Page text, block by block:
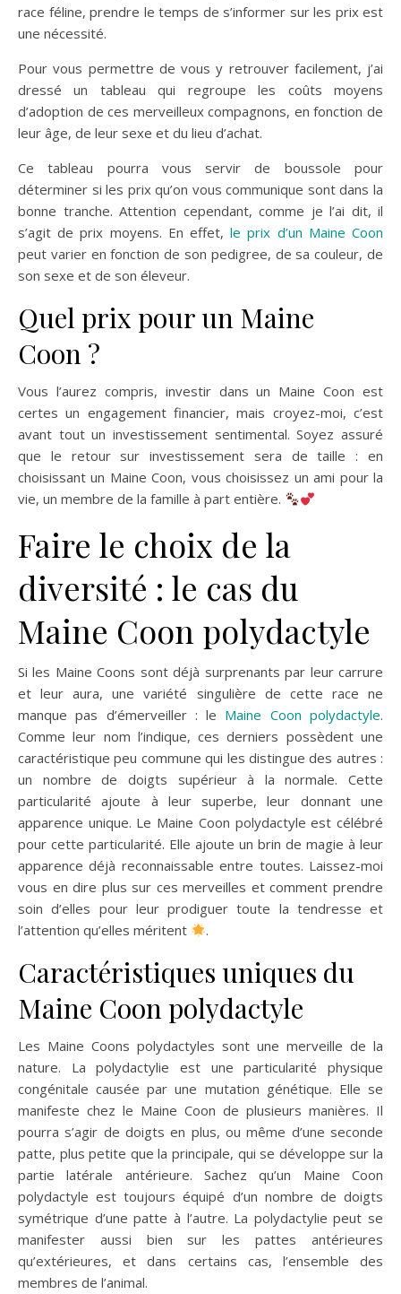
race féline, prendre le temps de s’informer sur les prix est
une nécessité.
Pour vous permettre de vous y retrouver facilement, j’ai
dressé un tableau qui regroupe les coûts moyens
d’adoption de ces merveilleux compagnons, en fonction de
leur âge, de leur sexe et du lieu d’achat.
Ce tableau pourra vous servir de boussole pour
déterminer si les prix qu’on vous communique sont dans la
bonne tranche. Attention cependant, comme je l’ai dit, il
s’agit de prix moyens. En effet,le prix d’un Maine Coon
peut varier en fonction de son pedigree, de sa couleur, de
son sexe et de son éleveur.
Quel prix pour un Maine
Coon ?
Vous l’aurez compris, investir dans un Maine Coon est
certes un engagement financier, mais croyez-moi, c’est
avant tout un investissement sentimental. Soyez assuré
que le retour sur investissement sera de taille : en
choisissant un Maine Coon, vous choisissez un ami pour la
vie, un membre de la famille à part entière.
Faire le choix de la
diversité : le cas du
Maine Coon polydactyle
Si les Maine Coons sont déjà surprenants par leur carrure
et leur aura, une variété singulière de cette race ne
manque pas d’émerveiller : le Maine Coon polydactyle.
Comme leur nom l’indique, ces derniers possèdent une
caractéristique peu commune qui les distingue des autres :
un nombre de doigts supérieur à la normale. Cette
particularité ajoute à leur superbe, leur donnant une
apparence unique. Le Maine Coon polydactyle est célébré
pour cette particularité. Elle ajoute un brin de magie à leur
apparence déjà reconnaissable entre toutes. Laissez-moi
vous en dire plus sur ces merveilles et comment prendre
soin d’elles pour leur prodiguer toute la tendresse et
l’attention qu’elles méritent
.
Caractéristiques uniques du
Maine Coon polydactyle
Les Maine Coons polydactyles sont une merveille de la
nature. La polydactylie est une particularité physique
congénitale causée par une mutation génétique. Elle se
manifeste chez le Maine Coon de plusieurs manières. Il
pourra s’agir de doigts en plus, ou même d’une seconde
patte, plus petite que la principale, qui se développe sur la
partie latérale antérieure. Sachez qu’un Maine Coon
polydactyle est toujours équipé d’un nombre de doigts
symétrique d’une patte à l’autre. La polydactylie peut se
manifester aussi bien sur les pattes antérieures
qu’extérieures, et dans certains cas, l’ensemble des
membres de l’animal.